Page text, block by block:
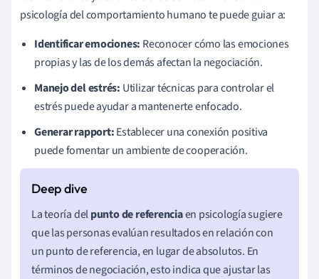
psicología del comportamiento humano te puede guiar a:
Identificar emociones: Reconocer cómo las emociones
propias y las de los demás afectan la negociación.
Manejo del estrés: Utilizar técnicas para controlar el
estrés puede ayudar a mantenerte enfocado.
Generar rapport:Establecer una conexión positiva
puede fomentar un ambiente de cooperación.
La teoría delpunto de referenciaen psicología sugiere
que las personas evalúan resultados en relación con
un punto de referencia, en lugar de absolutos. En
términos de negociación, esto indica que ajustar las